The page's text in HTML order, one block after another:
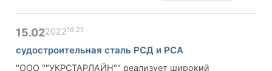
15.02202216:21
судостроительная сталь РСД и РСА
"ООО ""УКРСТАРЛАЙН"" реализует широкий